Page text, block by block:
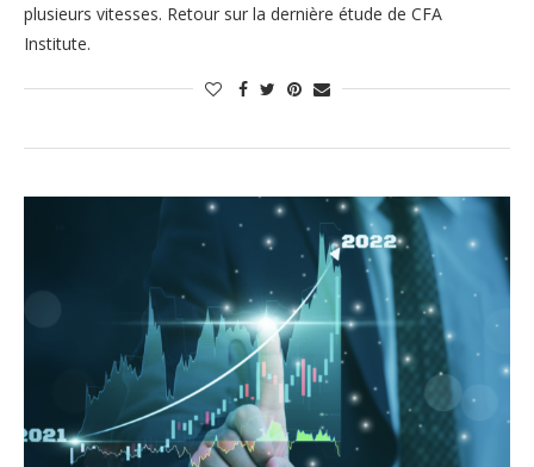
plusieurs vitesses. Retour sur la dernière étude de CFA
Institute.